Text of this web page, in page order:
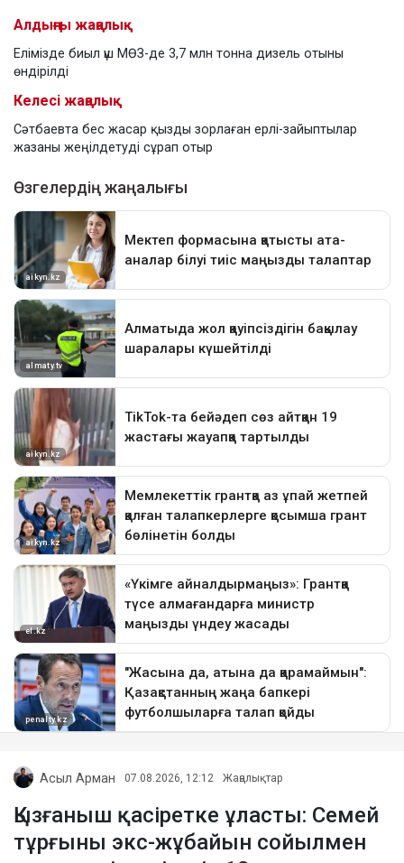
Алдыңғы жаңалық
Елімізде биыл үш МӨЗ-де 3,7 млн тонна дизель отыны
өндірілді
Келесі жаңалық
Сәтбаевта бес жасар қызды зорлаған ерлі-зайыптылар
жазаны жеңілдетуді сұрап отыр
Асыл Арман 07.08.2026, 12:12 Жаңалықтар
Қызғаныш қасіретке ұласты: Семей
тұрғыны экс-жұбайын сойылмен